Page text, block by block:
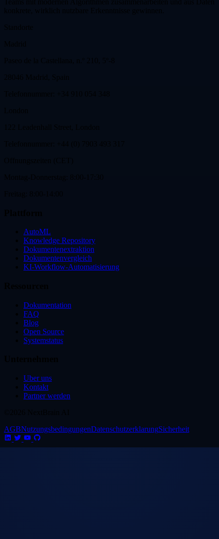
AutoML
Knowledge Repository
Dokumentenextraktion
Dokumentenvergleich
KI-Workflow-Automatisierung
Dokumentation
FAQ
Blog
Open Source
Systemstatus
Uber uns
Kontakt
Partner werden
AGBNutzungsbedingungenDatenschutzerklarungSicherheit